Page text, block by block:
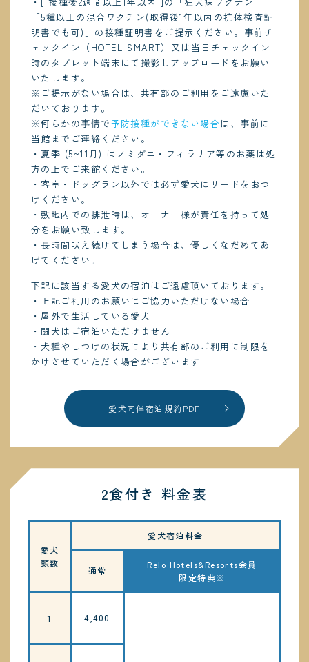
「5種以上の混合ワクチン(取得後1年以内の抗体検査証
明書でも可)」の接種証明書をご提示ください。事前チ
ェックイン（HOTEL SMART）又は当日チェックイン
時のタブレット端末にて撮影しアップロードをお願い
いたします。
※ご提示がない場合は、共有部のご利用をご遠慮いた
だいております。
※何らかの事情で予防接種ができない場合は、事前に
当館までご連絡ください。
・夏季 (5~11月) はノミダニ・フィラリア等のお薬は処
方の上でご来館ください。
・客室・ドッグラン以外では必ず愛犬にリードをおつ
けください。
・敷地内での排泄時は、オーナー様が責任を持って処
分をお願い致します。
・長時間吠え続けてしまう場合は、優しくなだめてあ
げてください。
下記に該当する愛犬の宿泊はご遠慮頂いております。
・上記ご利用のお願いにご協力いただけない場合
・屋外で生活している愛犬
・闘犬はご宿泊いただけません
・犬種やしつけの状況により共有部のご利用に制限を
かけさせていただく場合がございます
愛犬同伴宿泊規約PDF
2食付き 料金表
愛犬
頭数
愛犬宿泊料金
通常
Relo Hotels&Resorts会員
限定特典※
1 4,400